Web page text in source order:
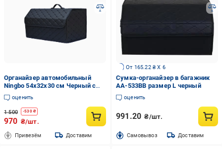
Органайзер автомобильный
Ningbo 54х32х30 см Черный с
черной прошивкой
оценить
1 500 -530₴
970 ₴/шт.
Привезём Доставим
От 165.22 ₴ X 6
Сумка-органайзер в багажник
AA-533BB размер L черный
оценить
991.20 ₴/шт.
Cамовывоз Доставим